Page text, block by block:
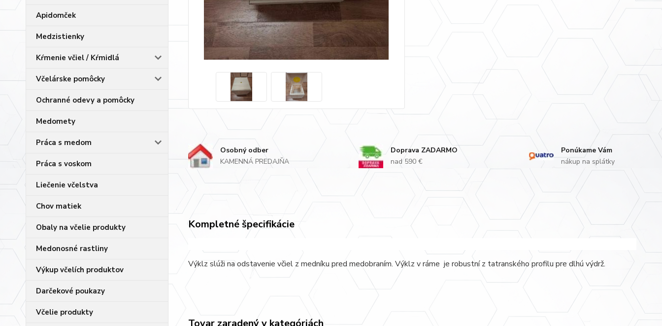
Apidomček
Medzistienky
Kŕmenie včiel / Kŕmidlá
Včelárske pomôcky
Ochranné odevy a pomôcky
Medomety
Práca s medom
Práca s voskom
Liečenie včelstva
Chov matiek
Obaly na včelie produkty
Medonosné rastliny
Výkup včelích produktov
Darčekové poukazy
Včelie produkty
Osobný odber
KAMENNÁ PREDAJŇA
Doprava ZADARMO
nad 590 €
Ponúkame Vám
nákup na splátky
Kompletné špecifikácie
Výklz slúži na odstavenie včiel z medníku pred medobraním. Výklz v ráme je robustní z tatranského profilu pre dlhú výdrž.
Tovar zaradený v kategóriách